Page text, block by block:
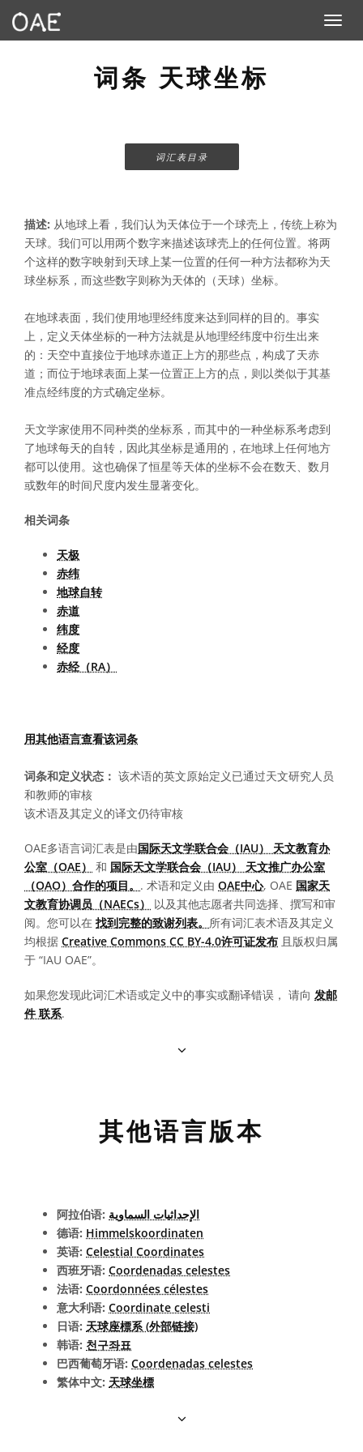
Toggle
词条 天球坐标
词汇表目录
描述: 从地球上看，我们认为天体位于一个球壳上，传统上称为
天球。我们可以用两个数字来描述该球壳上的任何位置。将两
个这样的数字映射到天球上某一位置的任何一种方法都称为天
球坐标系，而这些数字则称为天体的（天球）坐标。
在地球表面，我们使用地理经纬度来达到同样的目的。事实
上，定义天体坐标的一种方法就是从地理经纬度中衍生出来
的：天空中直接位于地球赤道正上方的那些点，构成了天赤
道；而位于地球表面上某一位置正上方的点，则以类似于其基
准点经纬度的方式确定坐标。
天文学家使用不同种类的坐标系，而其中的一种坐标系考虑到
了地球每天的自转，因此其坐标是通用的，在地球上任何地方
都可以使用。这也确保了恒星等天体的坐标不会在数天、数月
或数年的时间尺度内发生显著变化。
相关词条
天极
赤纬
地球自转
赤道
纬度
经度
赤经（RA）
用其他语言查看该词条
词条和定义状态： 该术语的英文原始定义已通过天文研究人员
和教师的审核
该术语及其定义的译文仍待审核
OAE多语言词汇表是由国际天文学联合会（IAU） 天文教育办
公室（OAE）
和 国际天文学联合会（IAU） 天文推广办公室
（OAO）合作的项目。 . 术语和定义由 OAE中心, OAE 国家天
文教育协调员（NAECs）
以及其他志愿者共同选择、撰写和审
阅。您可以在 找到完整的致谢列表。 所有词汇表术语及其定义
均根据 Creative Commons CC BY-4.0许可证发布 且版权归属
于 “IAU OAE”。
如果您发现此词汇术语或定义中的事实或翻译错误， 请向 发邮
件 联系.
其他语言版本
阿拉伯语: الإحداثيات السماوية
德语: Himmelskoordinaten
英语: Celestial Coordinates
西班牙语: Coordenadas celestes
法语: Coordonnées célestes
意大利语: Coordinate celesti
日语: 天球座標系 (外部链接)
韩语: 천구좌표
巴西葡萄牙语: Coordenadas celestes
繁体中文: 天球坐標